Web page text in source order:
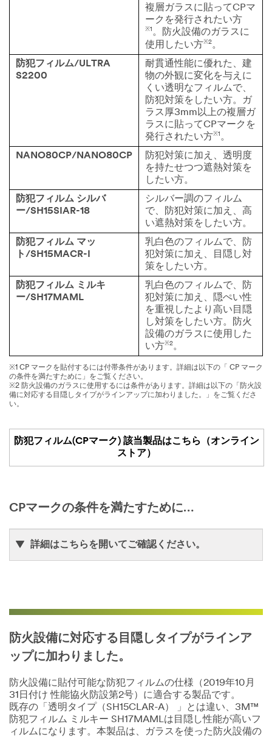
複層ガラスに貼ってCPマ
ークを発行されたい方
※1 。防火設備のガラスに
使用したい方※2。
防犯フィルム/ULTRA
S2200
耐貫通性能に優れた、建
物の外観に変化を与えに
くい透明なフィルムで、
防犯対策をしたい方。ガ
ラス厚3mm以上の複層ガ
ラスに貼ってCPマークを
発行されたい方※1 。
NANO80CP/NANO80CP
防犯対策に加え、透明度
を持たせつつ遮熱対策を
したい方。
防犯フィルム シルバ
ー/SH15SIAR-18
シルバー調のフィルム
で、防犯対策に加え、高
い遮熱対策をしたい方。
防犯フィルム マッ
ト/SH15MACR-I
乳白色のフィルムで、防
犯対策に加え、目隠し対
策をしたい方。
防犯フィルム ミルキ
ー/SH17MAML
乳白色のフィルムで、防
犯対策に加え、隠ぺい性
を重視したより高い目隠
し対策をしたい方。防火
設備のガラスに使用した
い方※2。
※1 CP マークを貼付するには付帯条件があります。詳細は以下の「 CP マーク
の条件を満たすために」をご覧ください。
※2 防火設備のガラスに使用するには条件があります。詳細は以下の「防火設
備に対応する目隠しタイプがラインアップに加わりました。」をご覧くださ
い。
防犯フィルム(CPマーク) 該当製品はこちら（オンライン
ストア）
CPマークの条件を満たすために…
詳細はこちらを開いてご確認ください。
防火設備に対応する目隠しタイプがラインア
ップに加わりました。
防火設備に貼付可能な防犯フィルムの仕様（2019年10月
31日付け 性能協火防設第2号）に適合する製品です。
既存の「透明タイプ（SH15CLAR-A） 」とは違い、3M™
防犯フィルム ミルキー SH17MAMLは目隠し性能が高いフ
ィルムになります。本製品は、ガラスを使った防火設備の